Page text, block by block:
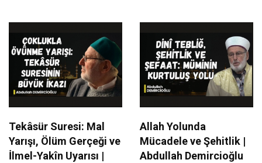
Tekâsür Suresi: Mal
Yarışı, Ölüm Gerçeği ve
İlmel-Yakîn Uyarısı |
Allah Yolunda
Mücadele ve Şehitlik |
Abdullah Demircioğlu